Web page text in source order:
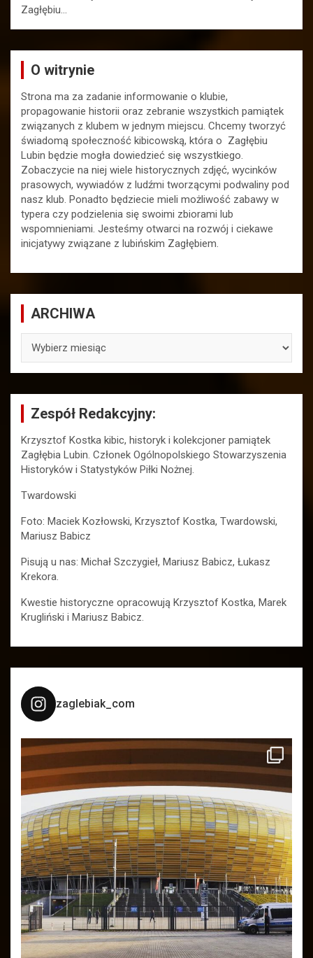
Zagłębiu…
O witrynie
Strona ma za zadanie informowanie o klubie,
propagowanie historii oraz zebranie wszystkich pamiątek
związanych z klubem w jednym miejscu. Chcemy tworzyć
świadomą społeczność kibicowską, która o Zagłębiu
Lubin będzie mogła dowiedzieć się wszystkiego.
Zobaczycie na niej wiele historycznych zdjęć, wycinków
prasowych, wywiadów z ludźmi tworzącymi podwaliny pod
nasz klub. Ponadto będziecie mieli możliwość zabawy w
typera czy podzielenia się swoimi zbiorami lub
wspomnieniami. Jesteśmy otwarci na rozwój i ciekawe
inicjatywy związane z lubińskim Zagłębiem.
ARCHIWA
Zespół Redakcyjny:
Krzysztof Kostka kibic, historyk i kolekcjoner pamiątek
Zagłębia Lubin. Członek Ogólnopolskiego Stowarzyszenia
Historyków i Statystyków Piłki Nożnej.
Twardowski
Foto: Maciek Kozłowski, Krzysztof Kostka, Twardowski,
Mariusz Babicz
Pisują u nas: Michał Szczygieł, Mariusz Babicz, Łukasz
Krekora.
Kwestie historyczne opracowują Krzysztof Kostka, Marek
Krugliński i Mariusz Babicz.
zaglebiak_com